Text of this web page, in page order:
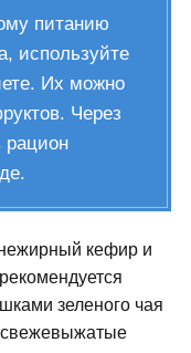
питанию
используйте
Их можно
Через
рацион
кефир и
зеленого чая
свежевыжатые